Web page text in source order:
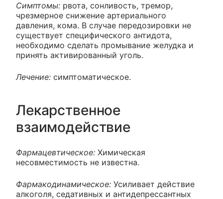
Симптомы: рвота, сонливость, тремор,
чрезмерное снижение артериального
давления, кома. В случае передозировки не
существует специфического антидота,
необходимо сделать промывание желудка и
принять активированный уголь.
Лечение: симптоматическое.
Лекарственное
взаимодействие
Фармацевтическое: Химическая
несовместимость не известна.
Фармакодинамическое: Усиливает действие
алкоголя, седативных и антидепрессантных